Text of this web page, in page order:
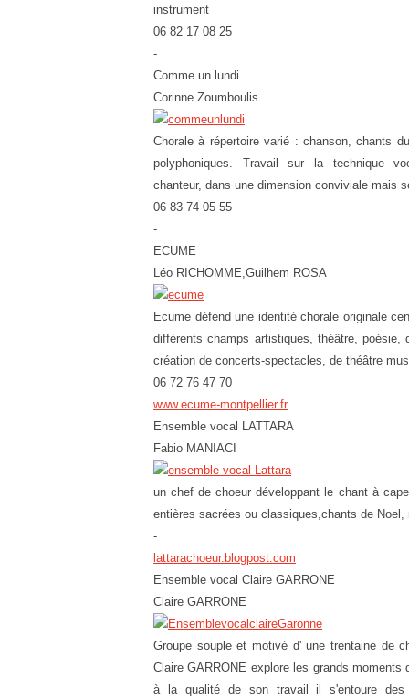
instrument
06 82 17 08 25
-
Comme un lundi
Corinne Zoumboulis
Chorale à répertoire varié : chanson, chants
polyphoniques. Travail sur la technique
chanteur, dans une dimension conviviale mais
06 83 74 05 55
-
ECUME
Léo RICHOMME,Guilhem ROSA
Ecume défend une identité chorale originale
différents champs artistiques, théâtre,
création de concerts-spectacles, de théâtre
06 72 76 47 70
www.ecume-montpellier.fr
Ensemble vocal LATTARA
Fabio MANIACI
un chef de choeur développant le chant à
entières sacrées ou classiques,chants de Noel,
-
lattarachoeur.blogpost.com
Ensemble vocal Claire GARRONE
Claire GARRONE
Groupe souple et motivé d' une trentaine de
Claire GARRONE explore les grands moments
à la qualité de son travail il s'entoure des